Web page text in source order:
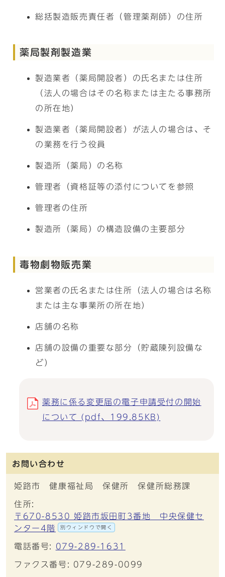
総括製造販売責任者（管理薬剤師）の住所
薬局製剤製造業
製造業者（薬局開設者）の氏名または住所
（法人の場合はその名称または主たる事務所
の所在地）
製造業者（薬局開設者）が法人の場合は、そ
の業務を行う役員
製造所（薬局）の名称
管理者（資格証等の添付についてを参照
管理者の住所
製造所（薬局）の構造設備の主要部分
毒物劇物販売業
営業者の氏名または住所（法人の場合は名称
または主な事業所の所在地）
店舗の名称
店舗の設備の重要な部分（貯蔵陳列設備な
ど）
薬務に係る変更届の電子申請受付の開始
について (pdf、199.85KB)
お問い合わせ
姫路市 健康福祉局 保健所 保健所総務課
住所:
〒670-8530 姫路市坂田町3番地 中央保健セ
ンター4階
別ウィンドウで開く
電話番号: 079-289-1631
ファクス番号: 079-289-0099